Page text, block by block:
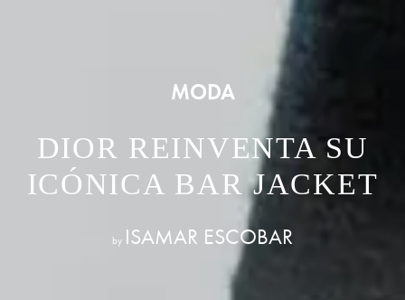
MODA
DIOR REINVENTA SU
ICÓNICA BAR JACKET
by ISAMAR ESCOBAR